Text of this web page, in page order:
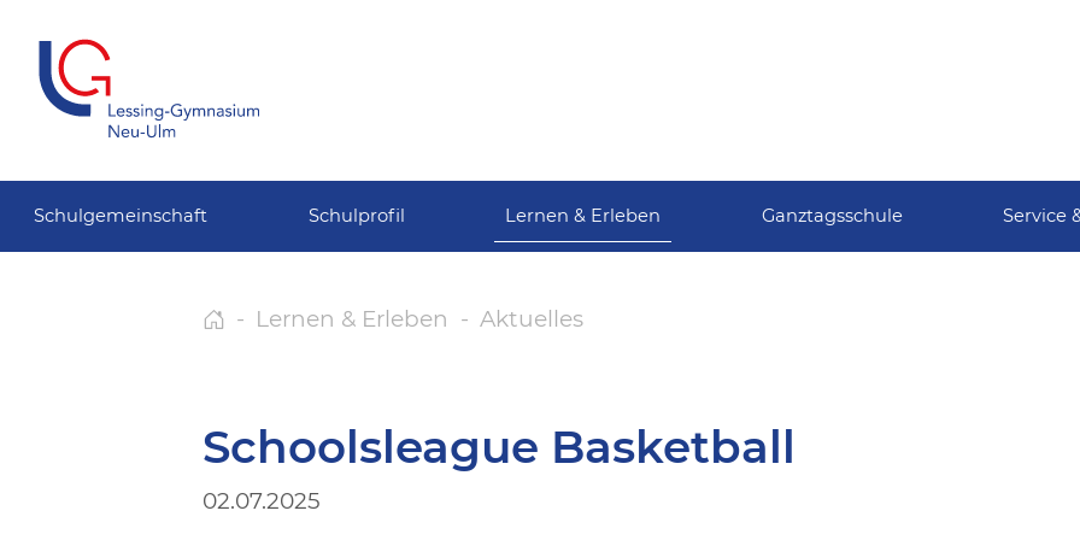
Schulgemeinschaft Schulprofil Lernen & Erleben Ganztagsschule Service
Lernen & Erleben Aktuelles
Schoolsleague Basketball
02.07.2025